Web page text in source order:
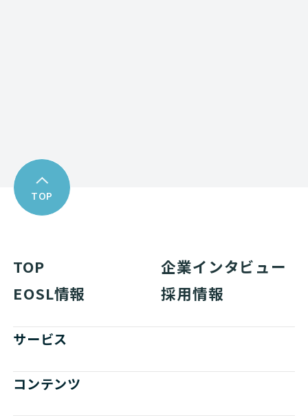
TOP
TOP
企業インタビュー
EOSL情報
採用情報
サービス
コンテンツ